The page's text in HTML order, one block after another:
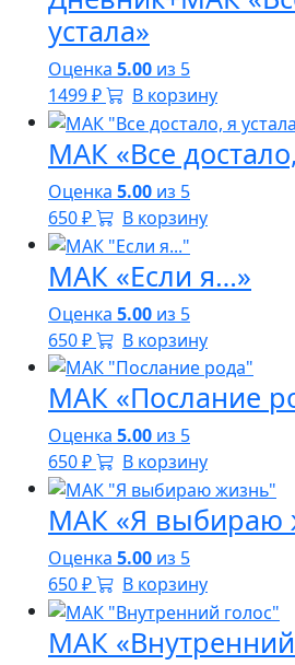
устала»
Оценка 5.00 из 5
1499₽ В корзину
МАК «Все
Оценка 5.00 из 5
650₽ В корзину
МАК «Если я…»
Оценка 5.00 из 5
650₽ В корзину
МАК «Послание
Оценка 5.00 из 5
650₽ В корзину
МАК «Я выбираю
Оценка 5.00 из 5
650₽ В корзину
МАК «Внутренний